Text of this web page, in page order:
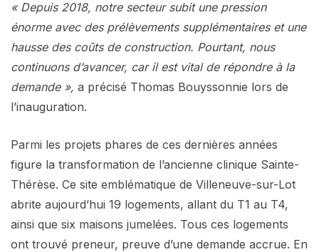
« Depuis 2018, notre secteur subit une pression
énorme avec des prélèvements supplémentaires et une
hausse des coûts de construction. Pourtant, nous
continuons d’avancer, car il est vital de répondre à la
demande », a précisé Thomas Bouyssonnie lors de
l’inauguration.
Parmi les projets phares de ces dernières années
figure la transformation de l’ancienne clinique Sainte-
Thérèse. Ce site emblématique de Villeneuve-sur-Lot
abrite aujourd’hui 19 logements, allant du T1 au T4,
ainsi que six maisons jumelées. Tous ces logements
ont trouvé preneur, preuve d’une demande accrue. En